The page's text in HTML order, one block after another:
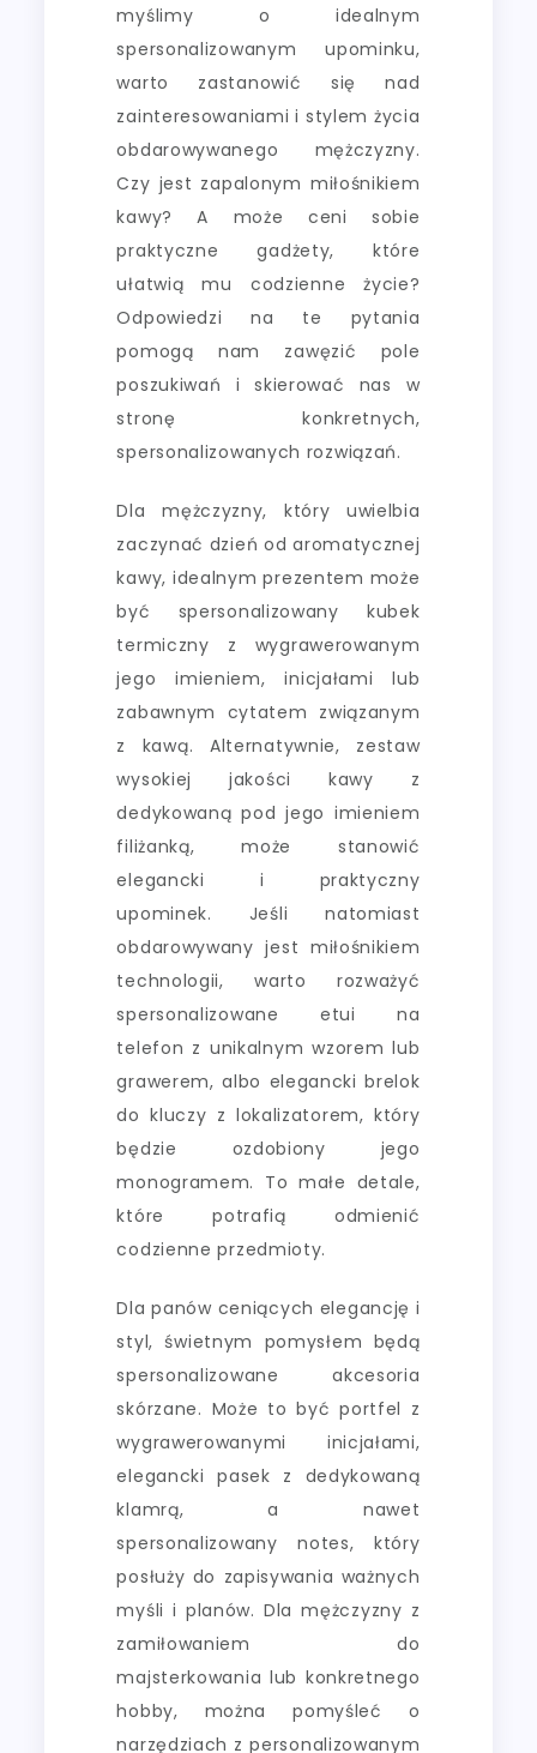
myślimy o idealnym
spersonalizowanym upominku,
warto zastanowić się nad
zainteresowaniami i stylem życia
obdarowywanego mężczyzny.
Czy jest zapalonym miłośnikiem
kawy? A może ceni sobie
praktyczne gadżety, które
ułatwią mu codzienne życie?
Odpowiedzi na te pytania
pomogą nam zawęzić pole
poszukiwań i skierować nas w
stronę konkretnych,
spersonalizowanych rozwiązań.
Dla mężczyzny, który uwielbia
zaczynać dzień od aromatycznej
kawy, idealnym prezentem może
być spersonalizowany kubek
termiczny z wygrawerowanym
jego imieniem, inicjałami lub
zabawnym cytatem związanym
z kawą. Alternatywnie, zestaw
wysokiej jakości kawy z
dedykowaną pod jego imieniem
filiżanką, może stanowić
elegancki i praktyczny
upominek. Jeśli natomiast
obdarowywany jest miłośnikiem
technologii, warto rozważyć
spersonalizowane etui na
telefon z unikalnym wzorem lub
grawerem, albo elegancki brelok
do kluczy z lokalizatorem, który
będzie ozdobiony jego
monogramem. To małe detale,
które potrafią odmienić
codzienne przedmioty.
Dla panów ceniących elegancję i
styl, świetnym pomysłem będą
spersonalizowane akcesoria
skórzane. Może to być portfel z
wygrawerowanymi inicjałami,
elegancki pasek z dedykowaną
klamrą, a nawet
spersonalizowany notes, który
posłuży do zapisywania ważnych
myśli i planów. Dla mężczyzny z
zamiłowaniem do
majsterkowania lub konkretnego
hobby, można pomyśleć o
narzędziach z personalizowanym